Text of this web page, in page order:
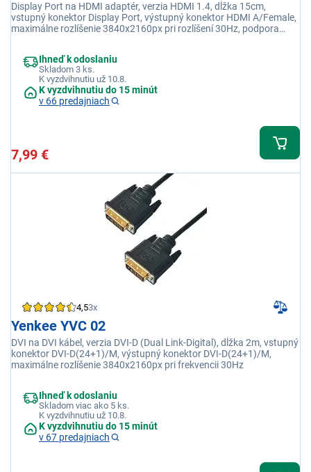
Display Port na HDMI adaptér, verzia HDMI 1.4, dĺžka 15cm,
vstupný konektor Display Port, výstupný konektor HDMI A/Female,
maximálne rozlíšenie 3840x2160px pri rozlíšení 30Hz, podpora
Ihneď k odoslaniu
Skladom 3 ks.
K vyzdvihnutiu už 10.8.
K vyzdvihnutiu do 15 minút
v 66 predajniach
7,99 €
4,53x
Yenkee YVC 02
DVI na DVI kábel, verzia DVI-D (Dual Link-Digital), dĺžka 2m, vstupný
konektor DVI-D(24+1)/M, výstupný konektor DVI-D(24+1)/M,
maximálne rozlíšenie 3840x2160px pri frekvencii 30Hz
Ihneď k odoslaniu
Skladom viac ako 5 ks.
K vyzdvihnutiu už 10.8.
K vyzdvihnutiu do 15 minút
v 67 predajniach